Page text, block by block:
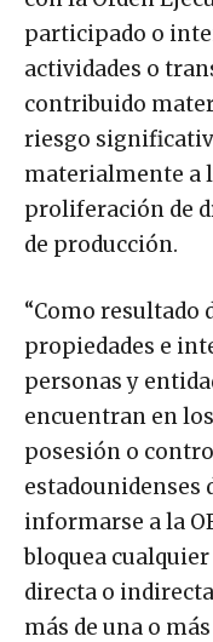
participado o
actividades o
contribuido
riesgo
materialmente a
proliferación de
de producción.
“Como resultado
propiedades e
personas y
encuentran en
posesión o
estadounidenses
informarse a la
bloquea
directa o
más de una o